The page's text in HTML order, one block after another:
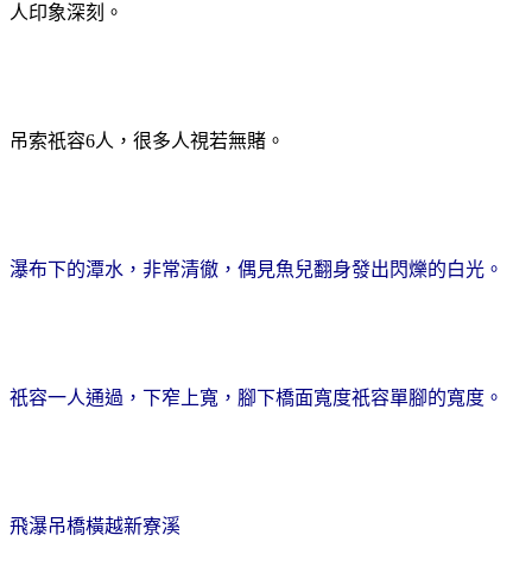
人印象深刻。
吊索祇容6人，很多人視若無賭。
瀑布下的潭水，非常清徹，偶見魚兒翻身發出閃爍的白光。
祇容一人通過，下窄上寬，腳下橋面寬度祇容單腳的寬度。
飛瀑吊橋橫越新寮溪